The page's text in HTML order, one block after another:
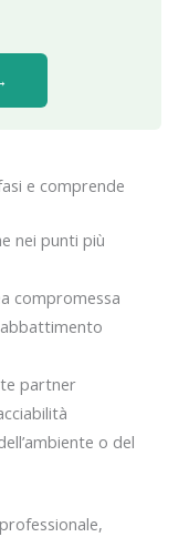
e comprende
nei punti più
compromessa
partner
o del